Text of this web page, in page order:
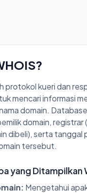
protokol kueri dan
mencari informasi
domain.
domain, registrar
dibeli), serta tanggal
tersebut.
yang Ditampilkan
Mengetahui